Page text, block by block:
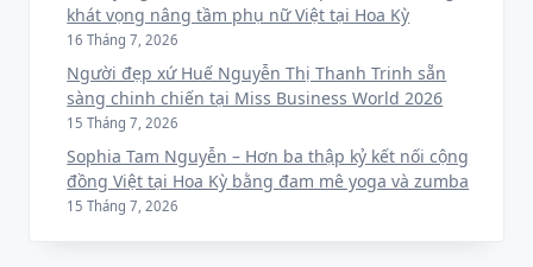
Doanh nhân Nguyễn Ngọc
Linh Chi: Đồng hành cùng sự
giá tài sản
1 Tháng 8, 2026